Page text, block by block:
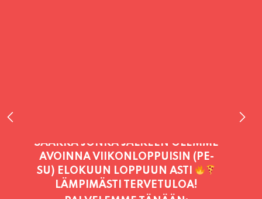
PALVELEMME TÄNÄÄN:
PERJANTAI11:00 - 21:00
PALVELEMME PÄIVITTÄIN (MA-SU